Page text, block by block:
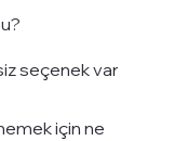
seçenek var
için ne